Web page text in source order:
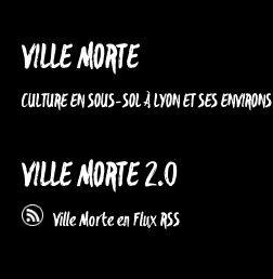
VILLE MORTE
CULTURE EN SOUS-SOL À LYON ET SES ENVIRONS
VILLE MORTE 2.0
Ville Morte en Flux RSS